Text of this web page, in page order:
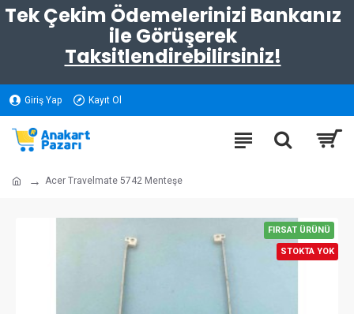
Tek Çekim Ödemelerinizi Bankanız
ile Görüşerek
Taksitlendirebilirsiniz!
Giriş Yap Kayıt Ol
Acer Travelmate 5742 Menteşe
FIRSAT ÜRÜNÜ
STOKTA YOK